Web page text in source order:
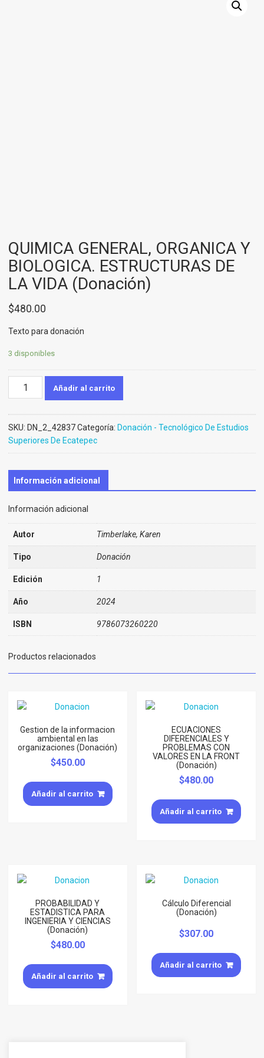
QUIMICA GENERAL, ORGANICA Y
BIOLOGICA. ESTRUCTURAS DE
LA VIDA (Donación)
$480.00
Texto para donación
3 disponibles
QUIMICA
BIOLOGICA.
ESTRUCTURAS
LA
VIDA
cantidad
Añadir al carrito
SKU: DN_2_42837Categoría: Donación - Tecnológico De Estudios
Superiores De Ecatepec
Información adicional
Información adicional
Autor Timberlake, Karen
Tipo Donación
Edición 1
Año 2024
ISBN 9786073260220
Productos relacionados
Gestion de la informacion
ambiental en las
organizaciones (Donación)
$450.00
Añadir al carrito
ECUACIONES
DIFERENCIALES Y
PROBLEMAS CON
VALORES EN LA FRONT
(Donación)
$480.00
Añadir al carrito
PROBABILIDAD Y
ESTADISTICA PARA
INGENIERIA Y CIENCIAS
(Donación)
$480.00
Añadir al carrito
Cálculo Diferencial
(Donación)
$307.00
Añadir al carrito